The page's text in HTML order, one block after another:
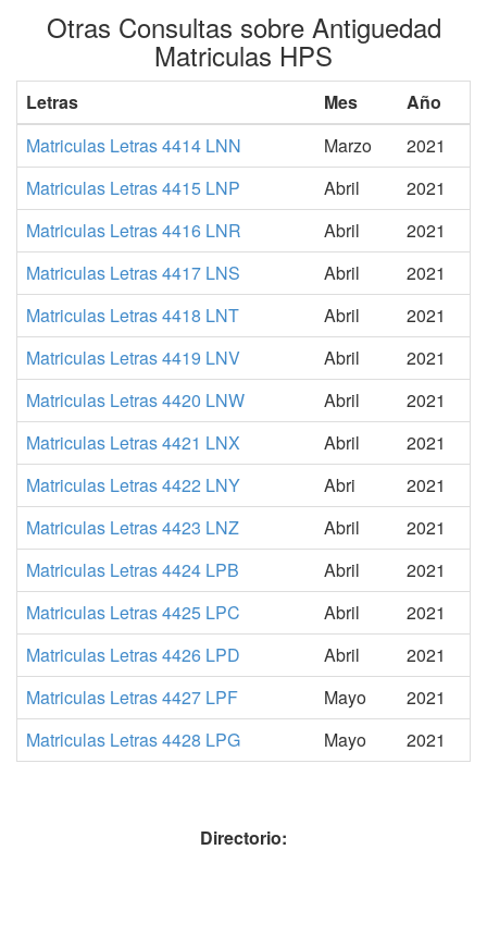
Otras Consultas sobre Antiguedad
Matriculas HPS
Letras Mes
Año
Matriculas Letras 4414 LNN
Marzo
2021
Matriculas Letras 4415 LNP
Abril
2021
Matriculas Letras 4416 LNR
Abril
2021
Matriculas Letras 4417 LNS
Abril
2021
Matriculas Letras 4418 LNT
Abril
2021
Matriculas Letras 4419 LNV
Abril
2021
Matriculas Letras 4420 LNW
Abril
2021
Matriculas Letras 4421 LNX
Abril
2021
Matriculas Letras 4422 LNY
Abri
2021
Matriculas Letras 4423 LNZ
Abril
2021
Matriculas Letras 4424 LPB
Abril
2021
Matriculas Letras 4425 LPC
Abril
2021
Matriculas Letras 4426 LPD
Abril
2021
Matriculas Letras 4427 LPF
Mayo
2021
Matriculas Letras 4428 LPG
Mayo 2021
Directorio: